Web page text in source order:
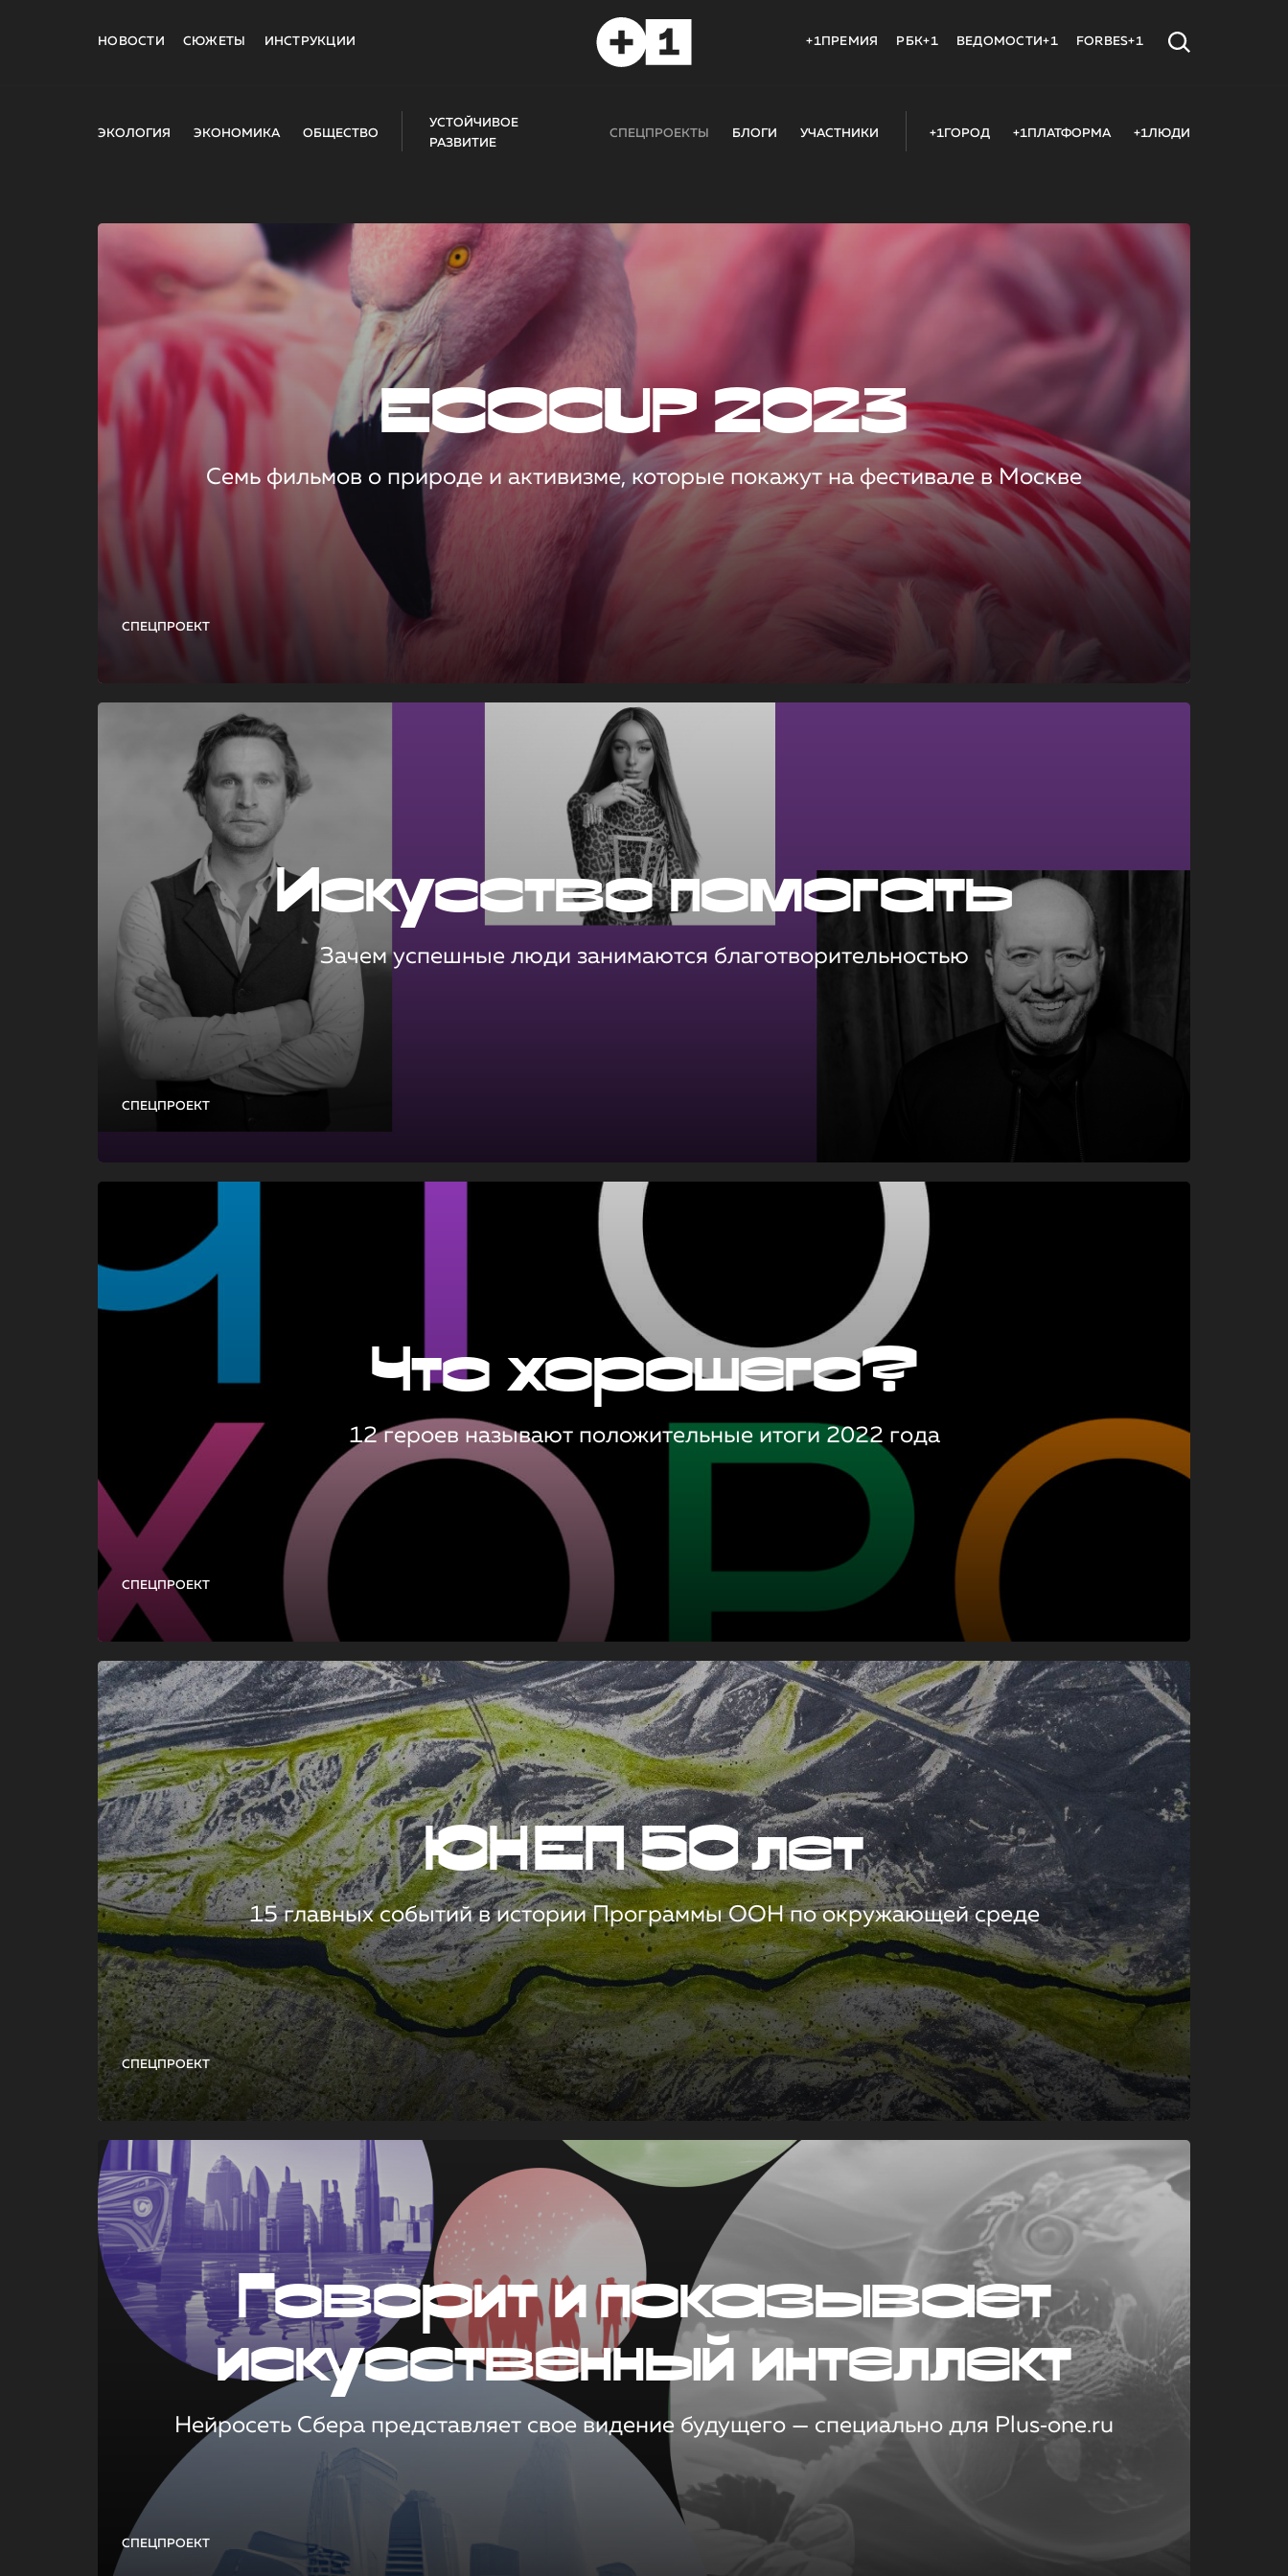
НОВОСТИ СЮЖЕТЫ ИНСТРУКЦИИ +1ПРЕМИЯ РБК+1 ВЕДОМОСТИ+1 FORBES+1
ЭКОЛОГИЯ ЭКОНОМИКА ОБЩЕСТВО
УСТОЙЧИВОЕ
РАЗВИТИЕ
СПЕЦПРОЕКТЫ БЛОГИ УЧАСТНИКИ +1ГОРОД +1ПЛАТФОРМА +1ЛЮДИ
СПЕЦПРОЕКТ
ECOCUP 2023
Семь фильмов о природе и активизме, которые покажут на фестивале в Москве
СПЕЦПРОЕКТ
Искусство помогать
Зачем успешные люди занимаются благотворительностью
СПЕЦПРОЕКТ
Что хорошего?
12 героев называют положительные итоги 2022 года
СПЕЦПРОЕКТ
ЮНЕП 50 лет
15 главных событий в истории Программы ООН по окружающей среде
СПЕЦПРОЕКТ
Говорит и показывает
искусственный интеллект
Нейросеть Сбера представляет свое видение будущего — специально для Plus‑one.ru